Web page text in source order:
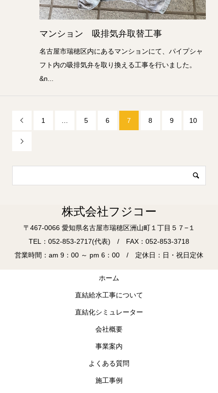
マンション 吸排気弁取替工事
名古屋市瑞穂区内にあるマンションにて、パイプシャ
フト内の吸排気弁を取り換える工事を行いました。
&n...
 1 5 6 7 8 9 10

株式会社フジコー
〒467-0066 愛知県名古屋市瑞穂区洲山町１丁目５７−１
TEL：052-853-2717(代表) / FAX：052-853-3718
営業時間：am 9：00 ～ pm 6：00 / 定休日：日・祝日定休
ホーム
直結給水工事について
直結化シミュレーター
会社概要
事業案内
よくある質問
施工事例